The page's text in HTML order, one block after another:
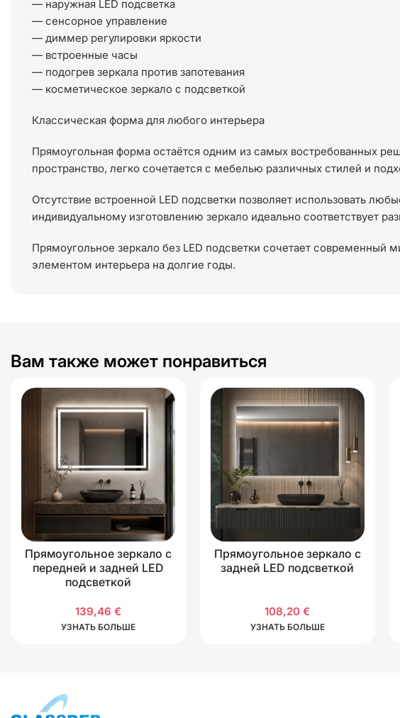
— наружная LED подсветка
— сенсорное управление
— диммер регулировки яркости
— встроенные часы
— подогрев зеркала против запотевания
— косметическое зеркало с подсветкой
Классическая форма для любого интерьера
Прямоугольная форма остаётся одним из самых востребованных
пространство, легко сочетается с мебелью различных стилей и
Отсутствие встроенной LED подсветки позволяет использовать
индивидуальному изготовлению зеркало идеально соответствует
Прямоугольное зеркало без LED подсветки сочетает современный
элементом интерьера на долгие годы.
Вам также может понравиться
Прямоугольное зеркало с
передней и задней LED
подсветкой
139,46 €
УЗНАТЬ БОЛЬШЕ
Прямоугольное зеркало с
задней LED подсветкой
108,20€
УЗНАТЬ БОЛЬШЕ